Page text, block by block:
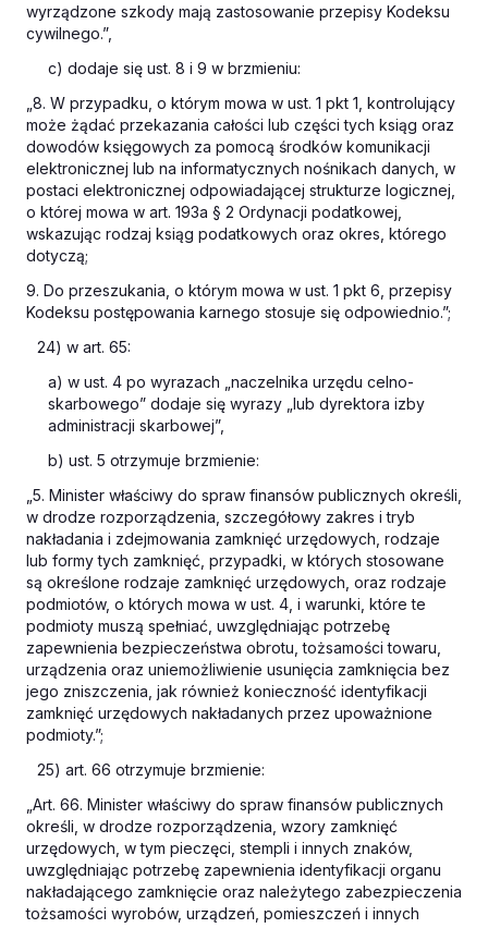
wyrządzone szkody mają zastosowanie przepisy Kodeksu
cywilnego.”,
c) dodaje się ust. 8 i 9 w brzmieniu:
„8. W przypadku, o którym mowa w ust. 1 pkt 1, kontrolujący
może żądać przekazania całości lub części tych ksiąg oraz
dowodów księgowych za pomocą środków komunikacji
elektronicznej lub na informatycznych nośnikach danych, w
postaci elektronicznej odpowiadającej strukturze logicznej,
o której mowa w art. 193a § 2 Ordynacji podatkowej
wskazując rodzaj ksiąg podatkowych oraz okres, którego
dotyczą;
9. Do przeszukania, o którym mowa w ust. 1 pkt 6, przepisy
Kodeksu postępowania karnego stosuje się odpowiednio.”;
24) w art. 65:
a) w ust. 4 po wyrazach „naczelnika urzędu celno-
skarbowego” dodaje się wyrazy „lub dyrektora izby
administracji skarbowej”,
b) ust. 5 otrzymuje brzmienie:
„5. Minister właściwy do spraw finansów publicznych określi,
w drodze rozporządzenia, szczegółowy zakres i tryb
nakładania i zdejmowania zamknięć urzędowych, rodzaje
lub formy tych zamknięć, przypadki, w których stosowane
są określone rodzaje zamknięć urzędowych, oraz rodzaje
podmiotów, o których mowa w ust. 4, i warunki, które te
podmioty muszą spełniać, uwzględniając potrzebę
zapewnienia bezpieczeństwa obrotu, tożsamości towaru,
urządzenia oraz uniemożliwienie usunięcia zamknięcia bez
jego zniszczenia, jak również konieczność identyfikacji
zamknięć urzędowych nakładanych przez upoważnione
podmioty.”;
25) art. 66 otrzymuje brzmienie:
„Art. 66. Minister właściwy do spraw finansów publicznych
określi, w drodze rozporządzenia, wzory zamknięć
urzędowych, w tym pieczęci, stempli i innych znaków,
uwzględniając potrzebę zapewnienia identyfikacji organu
nakładającego zamknięcie oraz należytego zabezpieczenia
tożsamości wyrobów, urządzeń, pomieszczeń i innych